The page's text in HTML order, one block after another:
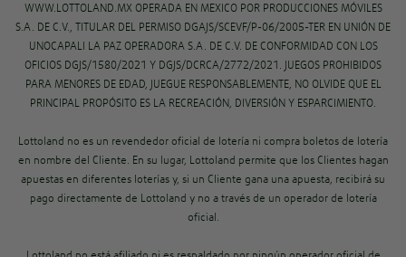
WWW.LOTTOLAND.MX OPERADA EN MEXICO POR PRODUCCIONES MÓVILES
S.A. DE C.V., TITULAR DEL PERMISO DGAJS/SCEVF/P-06/2005-TER EN UNIÓN DE
UNOCAPALI LA PAZ OPERADORA S.A. DE C.V. DE CONFORMIDAD CON LOS
OFICIOS DGJS/1580/2021 Y DGJS/DCRCA/2772/2021. JUEGOS PROHIBIDOS
PARA MENORES DE EDAD, JUEGUE RESPONSABLEMENTE, NO OLVIDE QUE EL
PRINCIPAL PROPÓSITO ES LA RECREACIÓN, DIVERSIÓN Y ESPARCIMIENTO.
Lottoland no es un revendedor oficial de lotería ni compra boletos de lotería
en nombre del Cliente. En su lugar, Lottoland permite que los Clientes hagan
apuestas en diferentes loterías y, si un Cliente gana una apuesta, recibirá su
pago directamente de Lottoland y no a través de un operador de lotería
oficial.